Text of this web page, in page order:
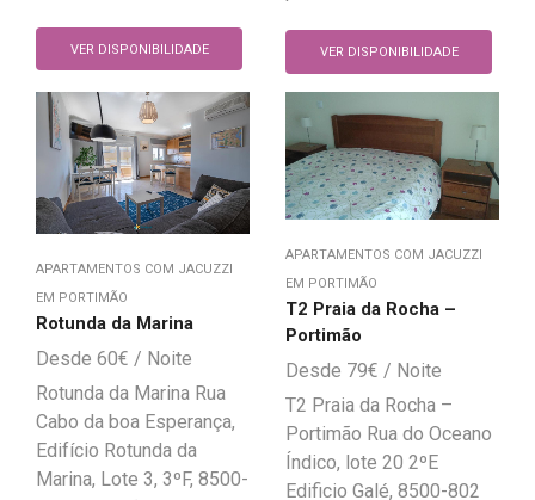
VER DISPONIBILIDADE VER DISPONIBILIDADE
APARTAMENTOS COM JACUZZI
EM PORTIMÃO
Rotunda da Marina
60€
Rotunda da Marina Rua
Cabo da boa Esperança,
Edifício Rotunda da
Marina, Lote 3, 3ºF, 8500-
APARTAMENTOS COM JACUZZI
EM PORTIMÃO
T2 Praia da Rocha –
Portimão
79€
T2 Praia da Rocha –
Portimão Rua do Oceano
Índico, lote 20 2ºE
Edificio Galé, 8500-802